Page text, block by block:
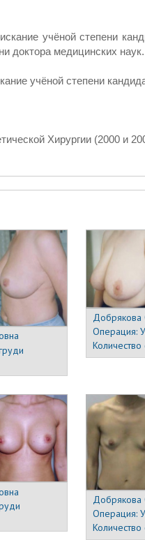
учёной степени
доктора медицинских наук.
учёной степени
Хирургии (2000 и
Добрякова
Операция:
Добрякова
Операция: